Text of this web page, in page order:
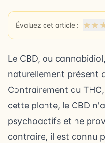
Évaluez cet article : ★ ★
Le CBD, ou
naturellement présent
Contrairement au THC
cette plante, le CBD
psychoactifs et ne
contraire, il est connu